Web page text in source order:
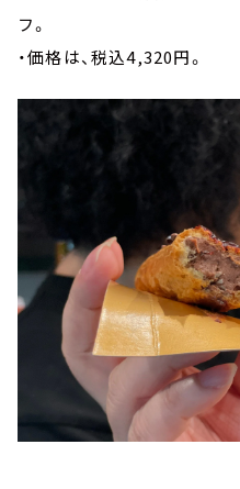
フ。
・価格は、税込4,320円。